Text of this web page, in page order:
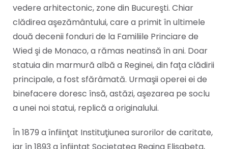
vedere arhitectonic, zone din Bucureşti. Chiar
clădirea aşezământului, care a primit în ultimele
două decenii fonduri de la Familiile Princiare de
Wied şi de Monaco, a rămas neatinsă în ani. Doar
statuia din marmură albă a Reginei, din faţa clădirii
principale, a fost sfărâmată. Urmaşii operei ei de
binefacere doresc însă, astăzi, aşezarea pe soclu
a unei noi statui, replică a originalului.
În 1879 a înfiinţat Instituţiunea surorilor de caritate,